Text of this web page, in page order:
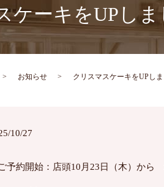
ケーキをUPし
お知らせ クリスマスケーキをUPし
10/27
予約開始：店頭10月 23 日（木）から